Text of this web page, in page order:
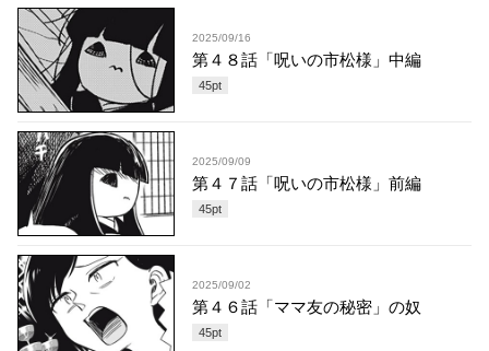
2025/09/16
第４８話「呪いの市松様」中編
45pt
2025/09/09
第４７話「呪いの市松様」前編
45pt
2025/09/02
第４６話「ママ友の秘密」の奴
45pt